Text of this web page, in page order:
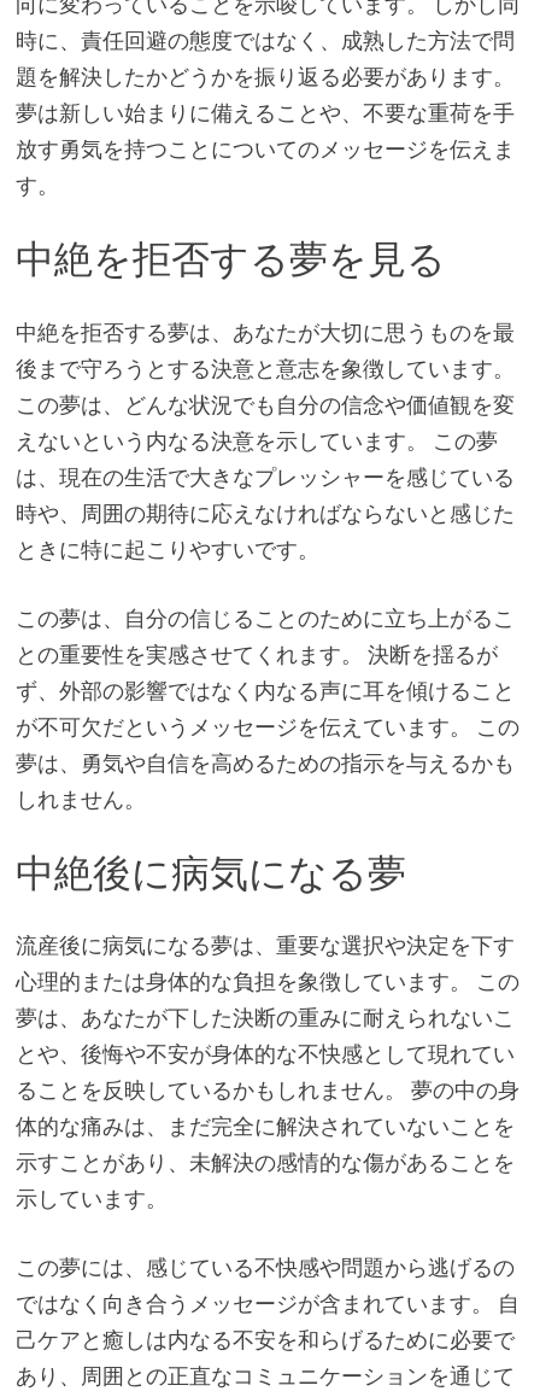
時に、責任回避の態度ではなく、成熟した方法で問
題を解決したかどうかを振り返る必要があります。
夢は新しい始まりに備えることや、不要な重荷を手
放す勇気を持つことについてのメッセージを伝えま
す。
中絶を拒否する夢を見る
中絶を拒否する夢は、あなたが大切に思うものを最
後まで守ろうとする決意と意志を象徴しています。
この夢は、どんな状況でも自分の信念や価値観を変
えないという内なる決意を示しています。 この夢
は、現在の生活で大きなプレッシャーを感じている
時や、周囲の期待に応えなければならないと感じた
ときに特に起こりやすいです。
この夢は、自分の信じることのために立ち上がるこ
との重要性を実感させてくれます。 決断を揺るが
ず、外部の影響ではなく内なる声に耳を傾けること
が不可欠だというメッセージを伝えています。 この
夢は、勇気や自信を高めるための指示を与えるかも
しれません。
中絶後に病気になる夢
流産後に病気になる夢は、重要な選択や決定を下す
心理的または身体的な負担を象徴しています。 この
夢は、あなたが下した決断の重みに耐えられないこ
とや、後悔や不安が身体的な不快感として現れてい
ることを反映しているかもしれません。 夢の中の身
体的な痛みは、まだ完全に解決されていないことを
示すことがあり、未解決の感情的な傷があることを
示しています。
この夢には、感じている不快感や問題から逃げるの
ではなく向き合うメッセージが含まれています。 自
己ケアと癒しは内なる不安を和らげるために必要で
あり、周囲との正直なコミュニケーションを通じて